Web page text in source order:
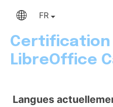
FR
Certification
LibreOffice
Langues